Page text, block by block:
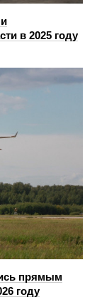
в 2025 году
прямым
году